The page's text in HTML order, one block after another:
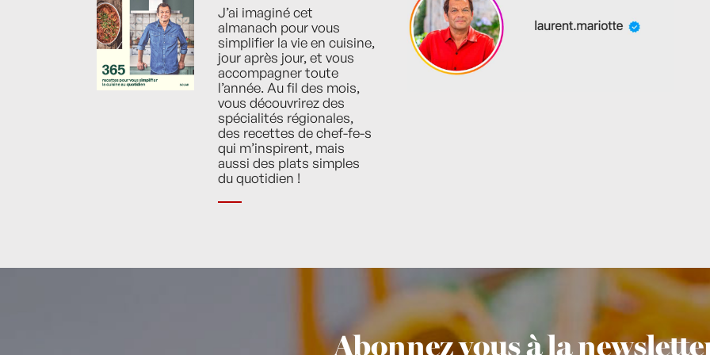
J’ai imaginé cet
almanach pour vous
simplifier la vie en cuisine,
jour après jour, et vous
accompagner toute
l’année. Au fil des mois,
vous découvrirez des
spécialités régionales,
des recettes de chef-fe-s
qui m’inspirent, mais
aussi des plats simples
du quotidien !
Abonnez vous à la